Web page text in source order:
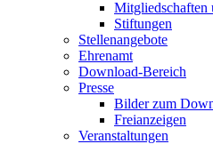
Mitgliedschaften
Stiftungen
Stellenangebote
Ehrenamt
Download-Bereich
Presse
Bilder zum
Freianzeigen
Veranstaltungen